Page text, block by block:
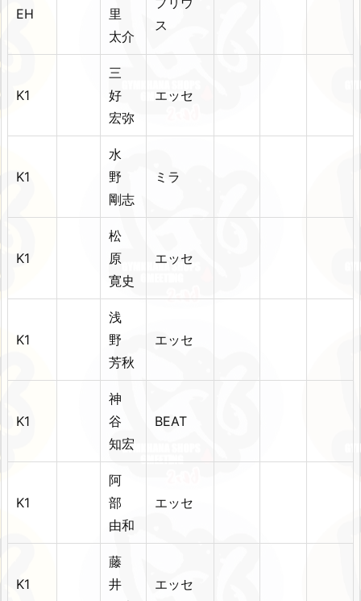
EH
里
太介
ス
K1
三
好
宏弥
エッセ
K1
水
野
剛志
ミラ
K1
松
原
寛史
エッセ
K1
浅
野
芳秋
エッセ
K1
神
谷
知宏
BEAT
K1
阿
部
由和
エッセ
K1
藤
井
エッセ